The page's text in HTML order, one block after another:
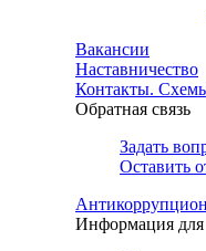
Вакансии
Наставничество
Контакты.
Обратная связь
Задать
Оставить
Информация для